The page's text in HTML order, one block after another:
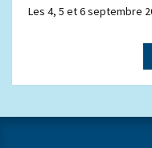
Les 4, 5 et 6 septembre